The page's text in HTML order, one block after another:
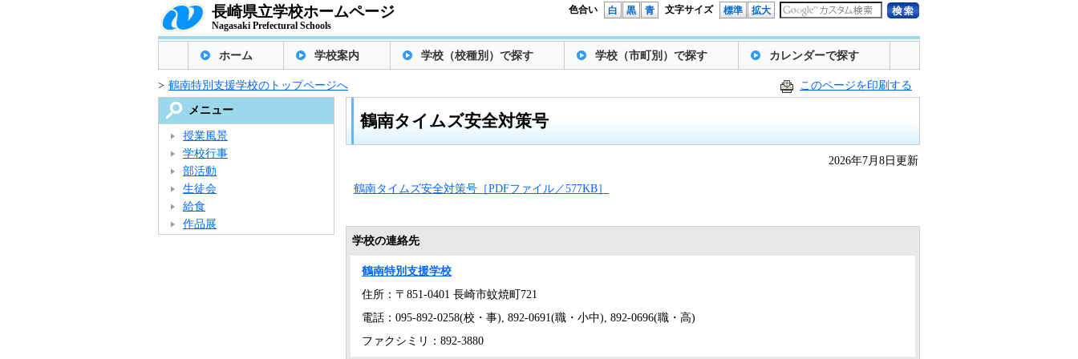
長崎県立学校ホームページ
Nagasaki Prefectural Schools
文字サイズ 標準 拡大
色合い 白 黒 青
ホーム 学校案内 学校（校種別）で探す 学校（市町別）で探す カレンダーで探す
> 鶴南特別支援学校のトップページへ このページを印刷する
鶴南タイムズ安全対策号
2026年7月8日更新
鶴南タイムズ安全対策号［PDFファイル／577KB］
学校の連絡先
鶴南特別支援学校
住所：〒851-0401 長崎市蚊焼町721
電話：095-892-0258(校・事), 892-0691(職・小中), 892-0696(職・高)
ファクシミリ：892-3880
メニュー
授業風景
学校行事
部活動
生徒会
給食
作品展